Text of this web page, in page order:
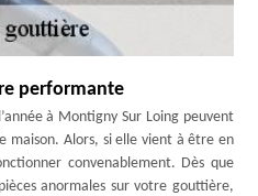
performante
à Montigny Sur Loing peuvent
maison. Alors, si elle vient à être en
convenablement. Dès que
anormales sur votre gouttière,